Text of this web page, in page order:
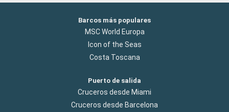
Barcos más populares
MSC World Europa
Icon of the Seas
Costa Toscana
Puerto de salida
Cruceros desde Miami
Cruceros desde Barcelona